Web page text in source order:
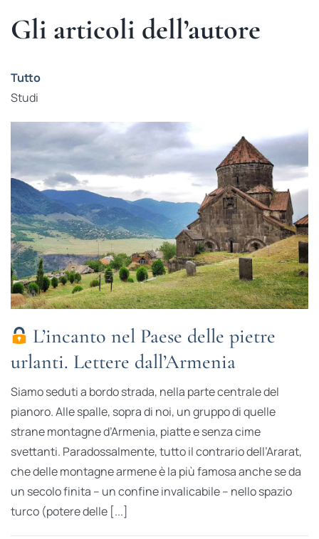
Gli articoli dell’autore
Tutto
Studi
L’incanto nel Paese delle pietre
urlanti. Lettere dall’Armenia
Siamo seduti a bordo strada, nella parte centrale del
pianoro. Alle spalle, sopra di noi, un gruppo di quelle
strane montagne d’Armenia, piatte e senza cime
svettanti. Paradossalmente, tutto il contrario dell’Ararat,
che delle montagne armene è la più famosa anche se da
un secolo finita – un confine invalicabile – nello spazio
turco (potere delle [...]